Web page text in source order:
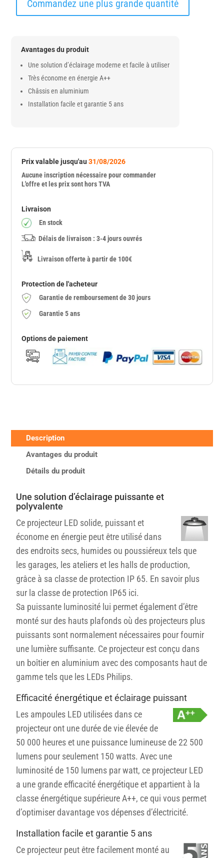
Commandez une plus grande quantité
Avantages du produit
Une solution d’éclairage moderne et facile à utiliser
Très économe en énergie A++
Châssis en aluminium
Installation facile et garantie 5 ans
Prix valable jusqu'au31/08/2026
Aucune inscription nécessaire pour commander
L'offre et les prix sont hors TVA
Livraison
En stock
Délais de livraison : 3-4 jours ouvrés
Livraison offerte à partir de 100€
Protection de l'acheteur
Garantie de remboursement de 30 jours
Garantie 5 ans
Options de paiement
Description
Avantages du produit
Détails du produit
Une solution d’éclairage puissante et
polyvalente
Ce projecteur LED solide, puissant et
économe en énergie peut être utilisé dans
des endroits secs, humides ou poussiéreux tels que
les garages, les ateliers et les halls de production,
grâce à sa classe de protection IP 65. En savoir plus
sur la classe de protection IP65 ici.
Sa puissante luminosité lui permet également d’être
monté sur des hauts plafonds où des projecteurs plus
puissants sont normalement nécessaires pour fournir
une lumière suffisante. Ce projecteur est conçu dans
un boîtier en aluminium avec des composants haut de
gamme tels que les LEDs Philips.
Efficacité énergétique et éclairage puissant
Les ampoules LED utilisées dans ce
projecteur ont une durée de vie élevée de
50 000 heures et une puissance lumineuse de 22 500
lumens pour seulement 150 watts. Avec une
luminosité de 150 lumens par watt, ce projecteur LED
a une grande efficacité énergétique et appartient à la
classe énergétique supérieure A++, ce qui vous permet
d’optimiser davantage vos dépenses d’électricité.
Installation facile et garantie 5 ans
Ce projecteur peut être facilement monté au